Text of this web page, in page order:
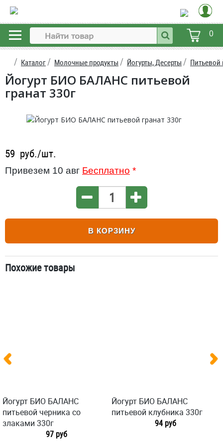
0
Каталог Молочные продукты Йогурты, Десерты Питьевой
Йогурт БИО БАЛАНС питьевой
гранат 330г
59 руб./шт.
Привезем 10 авг Бесплатно *
В КОРЗИНУ
Похожие товары
Йогурт БИО БАЛАНС
питьевой черника со
злаками 330г
97 руб
Йогурт БИО БАЛАНС
питьевой клубника 330г
94 руб